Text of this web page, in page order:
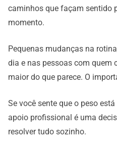
caminhos que façam sentido
momento.
Pequenas mudanças na
dia e nas pessoas com quem
maior do que parece. O
Se você sente que o peso
apoio profissional é uma
resolver tudo sozinho.